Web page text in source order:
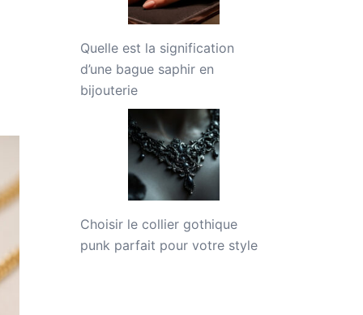
Quelle est la signification
d’une bague saphir en
bijouterie
Choisir le collier gothique
punk parfait pour votre style